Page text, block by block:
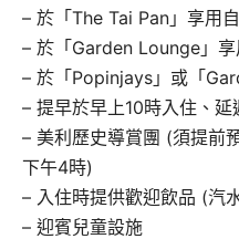
– 於「The Tai Pan」享用
– 於「Garden Lounge」
– 於「Popinjays」或「
– 提早於早上10時入住、
– 美利歷史導賞團 (須提前
下午4時)
– 入住時提供歡迎飲品 (汽
– 迎賓兒童設施